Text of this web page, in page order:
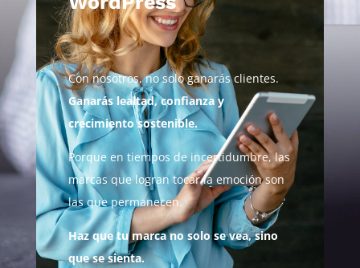
Con nosotros, no solo ganarás clientes.
Ganarás lealtad, confianza y
crecimiento sostenible.
Porque en tiempos de incertidumbre, las
marcas que logran tocar la emoción son
las que permanecen.
Haz que tu marca no solo se vea, sino
que se sienta.